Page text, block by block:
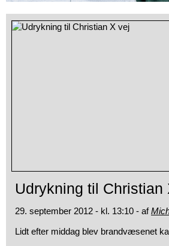
Udrykning til Christian
29. september 2012 - kl. 13:10 - af
Lidt efter middag blev brandvæsenet